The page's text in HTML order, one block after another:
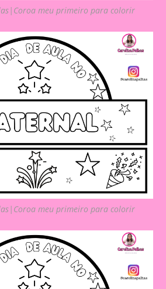
meu primeiro para colorir
meu primeiro para colorir